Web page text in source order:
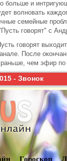
больше и
волновать
семейные
говорят" с
говорят
После
раньше, чем эфир
- Звонок